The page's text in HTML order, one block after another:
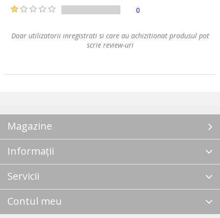
0
Doar utilizatorii inregistrati si care au achizitionat produsul pot
scrie review-uri
Magazine
Informații
Servicii
Contul meu